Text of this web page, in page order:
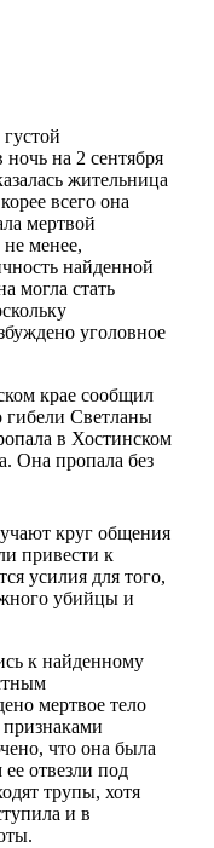
на 2 сентября
жительница
всего она
мертвой
не менее,
найденной
могла стать
уголовное
крае сообщил
гибели Светланы
в Хостинском
Она пропала без
круг общения
привести к
усилия для того,
убийцы и
к найденному
мертвое тело
что она была
отвезли под
трупы, хотя
и в